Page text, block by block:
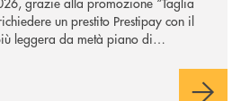
un prestito Prestipay con il
leggera da metà piano di